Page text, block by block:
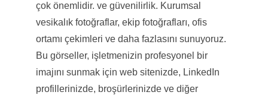
çok önemlidir. ve güvenilirlik. Kurumsal
vesikalık fotoğraflar, ekip fotoğrafları, ofis
ortamı çekimleri ve daha fazlasını sunuyoruz.
Bu görseller, işletmenizin profesyonel bir
imajını sunmak için web sitenizde, LinkedIn
profillerinizde, broşürlerinizde ve diğer